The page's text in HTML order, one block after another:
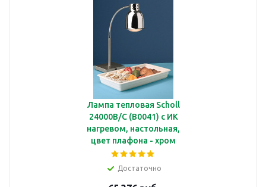
Лампа тепловая Scholl
24000B/C (B0041) с ИК
нагревом, настольная,
цвет плафона - хром
Достаточно